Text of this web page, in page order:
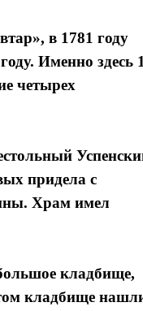
в 1781 году
Именно здесь
четырех
придела с
Храм имел
кладбище,
кладбище